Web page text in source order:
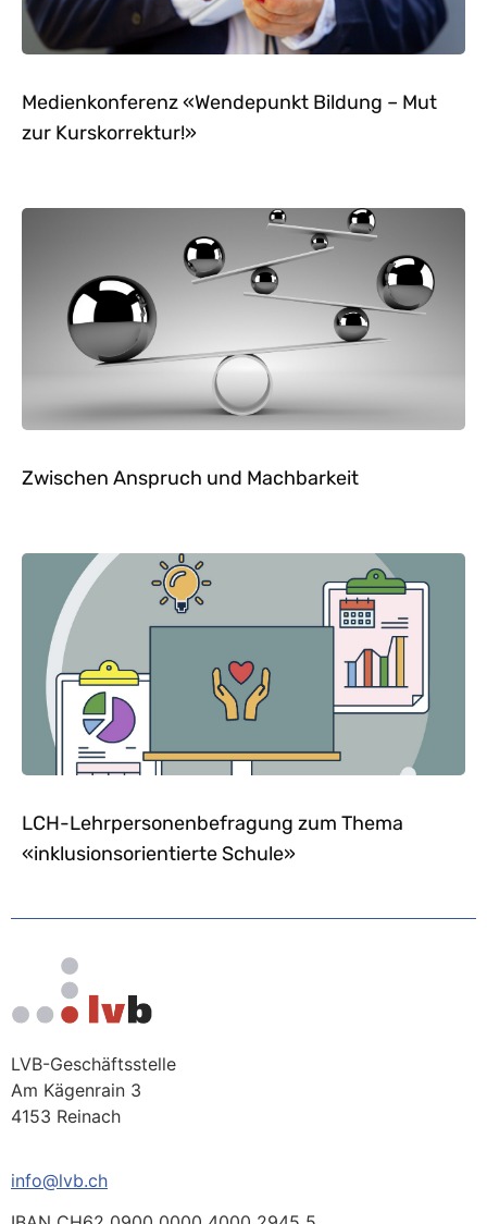
Medienkonferenz «Wendepunkt Bildung – Mut
zur Kurskorrektur!»
Zwischen Anspruch und Machbarkeit
LCH-Lehrpersonenbefragung zum Thema
«inklusionsorientierte Schule»
LVB-Geschäftsstelle
Am Kägenrain 3
4153 Reinach
info@lvb.ch